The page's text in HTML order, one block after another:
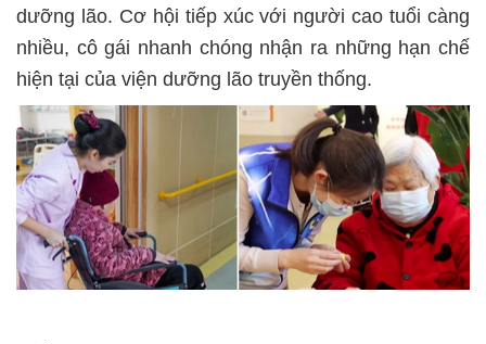
dưỡng lão. Cơ hội tiếp xúc với người cao tuổi càng
nhiều, cô gái nhanh chóng nhận ra những hạn chế
hiện tại của viện dưỡng lão truyền thống.